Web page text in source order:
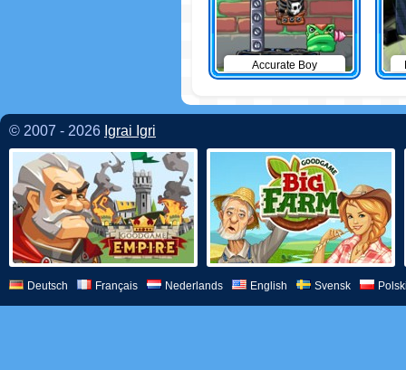
Accurate Boy
© 2007 - 2026 Igrai Igri
Deutsch Français Nederlands English Svensk